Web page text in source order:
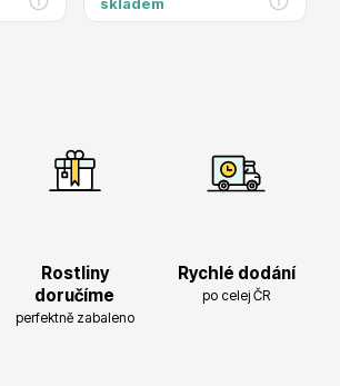
Rostliny
doručíme
perfektně zabaleno
Rychlé dodání
po celej ČR